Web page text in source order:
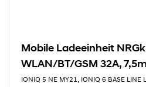
Mobile Ladeeinheit
WLAN/BT/GSM 32A, 7,5m
IONIQ 5 NE MY21, IONIQ 6 BASE